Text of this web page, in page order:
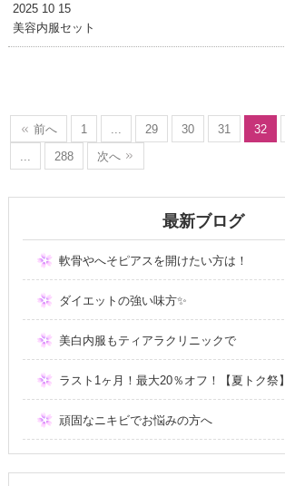
2025 10 15
美容内服セット
前へ 1 29 30 31 32
288 次へ
最新ブログ
軟骨やへそピアスを開けたい方は！
ダイエットの強い味方✨
美白内服もティアラクリニックで
ラスト1ヶ月！最大20％オフ！【夏トク祭】
頑固なニキビでお悩みの方へ